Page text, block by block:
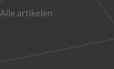
Alle artikelen